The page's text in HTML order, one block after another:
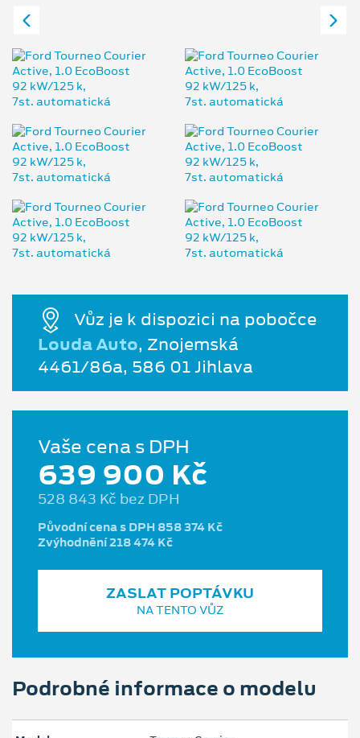
Vůz je k dispozici na pobočce
Louda Auto, Znojemská
4461/86a, 586 01 Jihlava
Vaše cena s DPH
639 900 Kč
528 843 Kč bez DPH
Původní cena s DPH 858 374 Kč
Zvýhodnění 218 474 Kč
ZASLAT POPTÁVKU
NA TENTO VŮZ
Podrobné informace o modelu